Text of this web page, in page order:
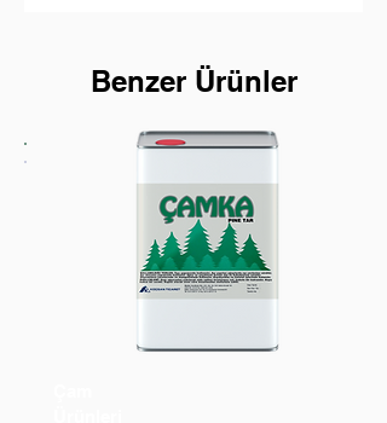
Benzer Ürünler